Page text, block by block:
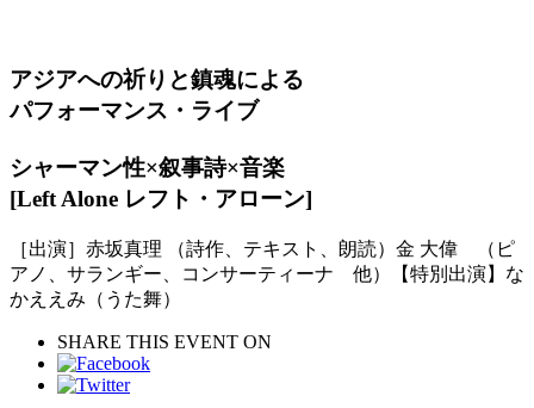
アジアへの祈りと鎮魂による
パフォーマンス・ライブ
シャーマン性×叙事詩×音楽
[Left Alone レフト・アローン]
［出演］赤坂真理 （詩作、テキスト、朗読）金 大偉 （ピ
アノ、サランギー、コンサーティーナ 他）【特別出演】な
かええみ（うた舞）
SHARE THIS EVENT ON